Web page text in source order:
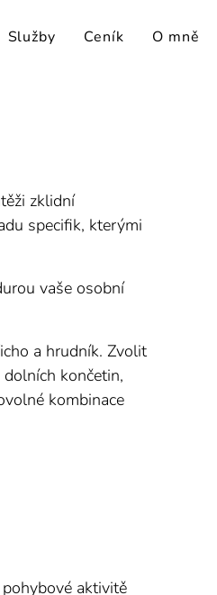
Služby Ceník O mně
zklidní
specifik, kterými
vaše osobní
a hrudník. Zvolit
končetin,
kombinace
aktivitě